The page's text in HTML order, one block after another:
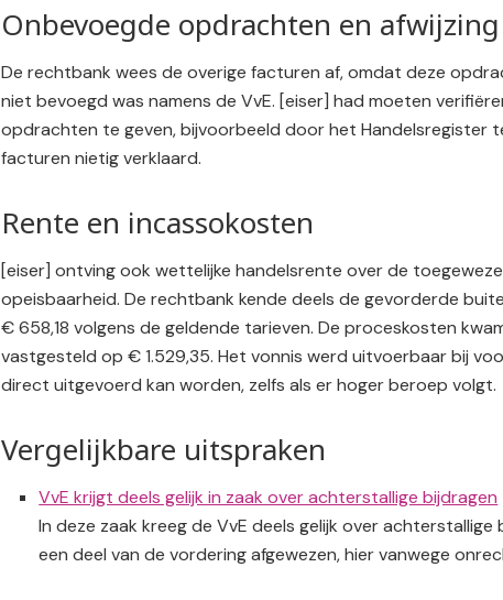
Onbevoegde opdrachten en afwijzing
De rechtbank wees de overige facturen af, omdat deze
niet bevoegd was namens de VvE. [eiser] had moeten
opdrachten te geven, bijvoorbeeld door het Handelsregister
facturen nietig verklaard.
Rente en incassokosten
[eiser] ontving ook wettelijke handelsrente over de
opeisbaarheid. De rechtbank kende deels de gevorderde
€ 658,18 volgens de geldende tarieven. De proceskosten
vastgesteld op € 1.529,35. Het vonnis werd uitvoerbaar bij
direct uitgevoerd kan worden, zelfs als er hoger beroep volgt.
Vergelijkbare uitspraken
VvE krijgt deels gelijk in zaak over achterstallige bijdragen
In deze zaak kreeg de VvE deels gelijk over
een deel van de vordering afgewezen, hier vanwege